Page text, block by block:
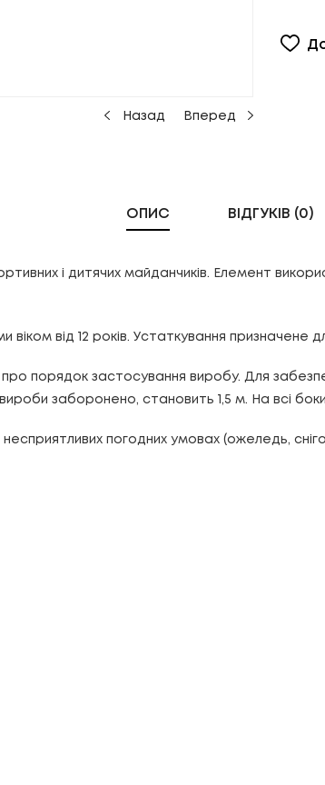
Назад Вперед
ОПИС ВІДГУКІВ (0)
і дитячих майданчиків. Елемент
від 12 років. Устаткування призначене
порядок застосування виробу. Для
заборонено, становить 1,5 м. На всі боки
погодних умовах (ожеледь,